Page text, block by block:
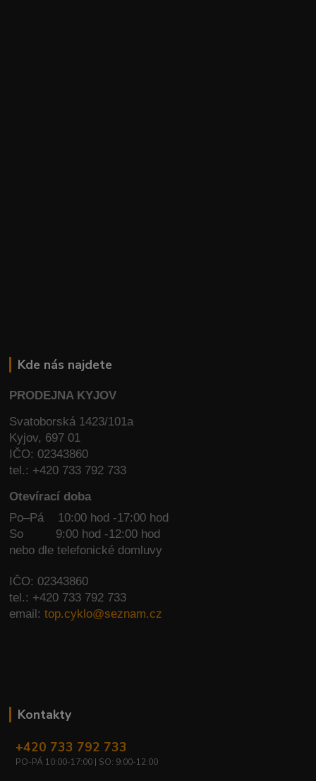
Kde nás najdete
PRODEJNA KYJOV
Svatoborská 1423/101a
Kyjov, 697 01
IČO: 02343860
tel.: +420 733 792 733
Otevírací doba
Po–Pá 10:00 hod -17:00 hod
So
9:00 hod -12:00 hod
nebo dle telefonické domluvy
IČO: 02343860
tel.: +420 733 792 733
email:top.cyklo@seznam.cz
Kontakty
+420 733 792 733
PO-PÁ 10:00-17:00 | SO: 9:00-12:00